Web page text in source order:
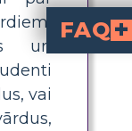
un
vai
FAQ